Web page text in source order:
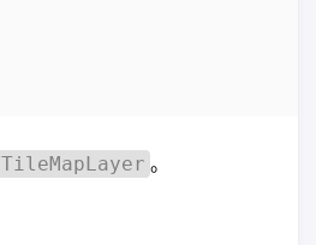
TileMapLayer 。